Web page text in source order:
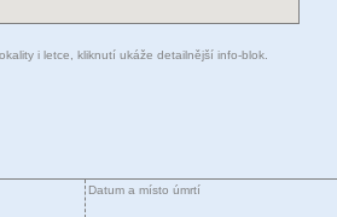
i letce, kliknutí ukáže detailnější info-blok.
Datum a místo úmrtí